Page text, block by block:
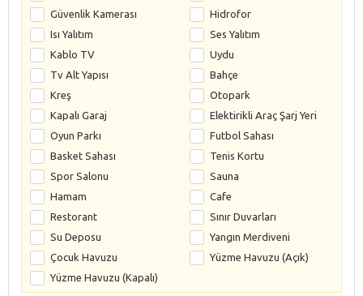
Güvenlik Kamerası
Hidrofor
Isı Yalıtım
Ses Yalıtım
Kablo TV
Uydu
Tv Alt Yapısı
Bahçe
Kreş
Otopark
Kapalı Garaj
Elektirikli Araç Şarj Yeri
Oyun Parkı
Futbol Sahası
Basket Sahası
Tenis Kortu
Spor Salonu
Sauna
Hamam
Cafe
Restorant
Sınır Duvarları
Su Deposu
Yangın Merdiveni
Çocuk Havuzu
Yüzme Havuzu (Açık)
Yüzme Havuzu (Kapalı)